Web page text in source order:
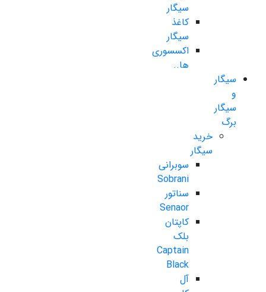
سیگار
کاغذ
سیگار
اکسسوری
ها..
سیگار
و
سیگار
برگ
خرید
سیگار
سوبرانی
Sobrani
سناتور
Senaor
کاپتان
بلک
Captain
Black
آل